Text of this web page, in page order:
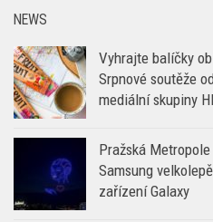
NEWS
Vyhrajte balíčky
Srpnové soutěže
mediální skupiny
Pražská
Samsung
zařízení Galaxy